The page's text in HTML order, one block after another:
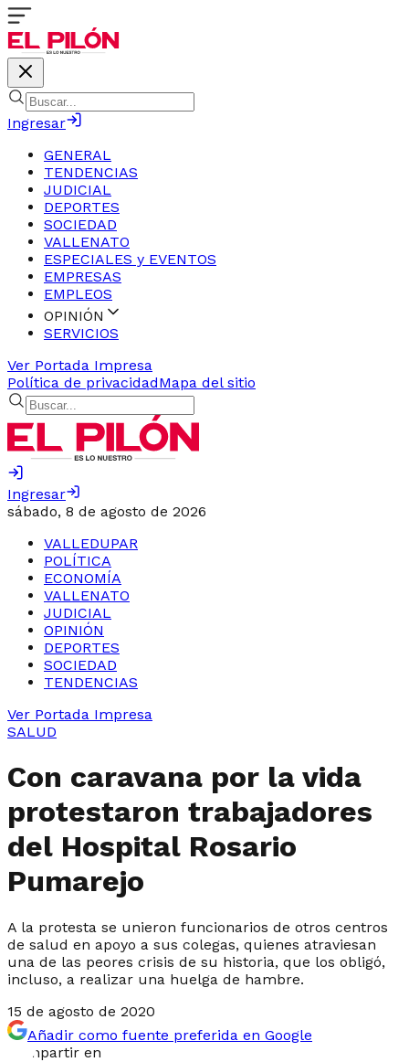
Ingresar
GENERAL
TENDENCIAS
JUDICIAL
DEPORTES
SOCIEDAD
VALLENATO
ESPECIALES y EVENTOS
EMPRESAS
EMPLEOS
OPINIÓN
SERVICIOS
Ver Portada Impresa
Política de privacidadMapa del sitio
Ingresar
sábado, 8 de agosto de 2026
VALLEDUPAR
POLÍTICA
ECONOMÍA
VALLENATO
JUDICIAL
OPINIÓN
DEPORTES
SOCIEDAD
TENDENCIAS
Ver Portada Impresa
SALUD
Con caravana por la vida
protestaron trabajadores
del Hospital Rosario
Pumarejo
A la protesta se unieron funcionarios de otros centros
de salud en apoyo a sus colegas, quienes atraviesan
una de las peores crisis de su historia, que los obligó,
incluso, a realizar una huelga de hambre.
15 de agosto de 2020
Añadir como fuente preferida en Google
Compartir en